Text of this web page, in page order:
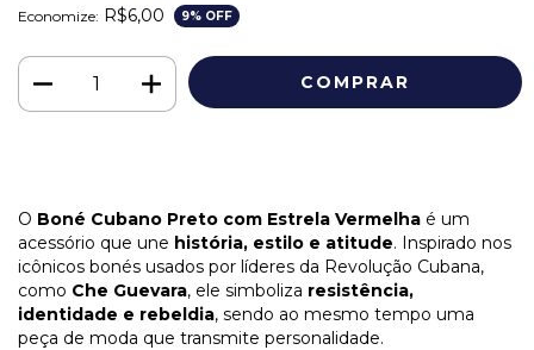
Economize: R$6,00 9% OFF
O Boné Cubano Preto com Estrela Vermelha é um
acessório que une história, estilo e atitude. Inspirado nos
icônicos bonés usados por líderes da Revolução Cubana,
como Che Guevara, ele simboliza resistência,
identidade e rebeldia, sendo ao mesmo tempo uma
peça de moda que transmite personalidade.